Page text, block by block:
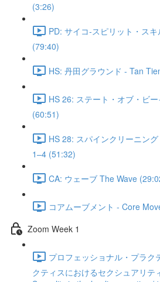
(3:26)
PD: サイコ‐スピリット・ス
(79:40)
HS: 丹田グラウンド - Tan
HS 26: ステート・オブ・ビ
(60:51)
HS 28: スパインクリーニン
1–4 (51:32)
CA: ウェーブ The Wave
コアムーブメント - Core
Zoom Week 1
プロフェッショナル・プラク
クティスにおけるセクシュアリテ